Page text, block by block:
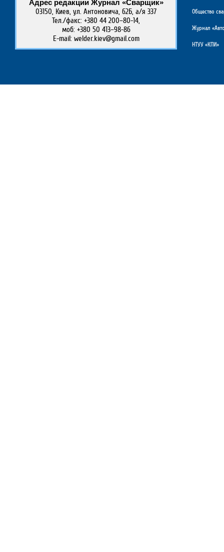
Адрес редакции Журнал «Сварщик»
03150, Киев, ул. Антоновича, 62Б, а/я 337
Тел./факс: +380 44 200–80-14,
моб: +380 50 413–98-86
E-mail: welder.kiev@gmail.com
Общество
Журнал
НТУУ «КПИ»